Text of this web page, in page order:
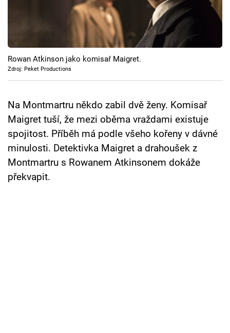
TV Program
Přihlášení
Sledujte nás
Rowan Atkinson jako komisař Maigret.
Zdroj: Peket Productions
Na Montmartru někdo zabil dvě ženy. Komisař
Maigret tuší, že mezi oběma vraždami existuje
spojitost. Příběh má podle všeho kořeny v dávné
minulosti. Detektivka Maigret a drahoušek z
Montmartru s Rowanem Atkinsonem dokáže
překvapit.